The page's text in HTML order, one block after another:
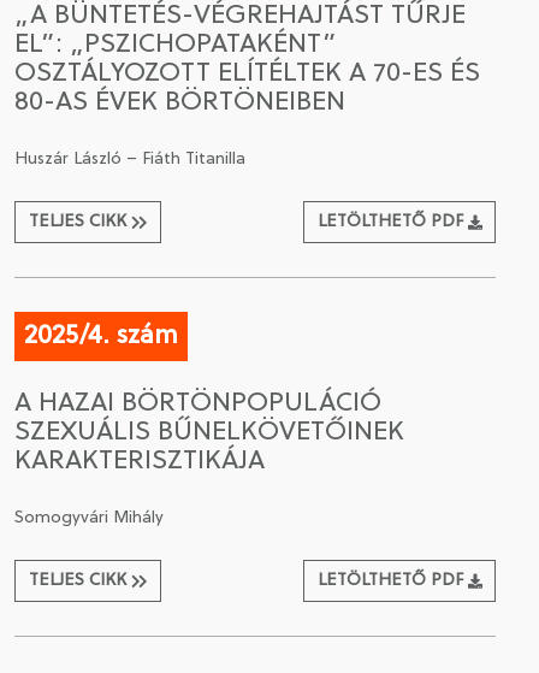
„A BÜNTETÉS-VÉGREHAJTÁST TŰRJE
EL”: „PSZICHOPATAKÉNT”
OSZTÁLYOZOTT ELÍTÉLTEK A 70-ES ÉS
80-AS ÉVEK BÖRTÖNEIBEN
Huszár László – Fiáth Titanilla
TELJES CIKK LETÖLTHETŐ PDF
2025/4. szám
A HAZAI BÖRTÖNPOPULÁCIÓ
SZEXUÁLIS BŰNELKÖVETŐINEK
KARAKTERISZTIKÁJA
Somogyvári Mihály
TELJES CIKK LETÖLTHETŐ PDF